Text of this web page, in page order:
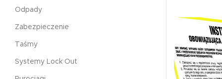
Odpady
Zabezpieczenie
Taśmy
Systemy Lock Out